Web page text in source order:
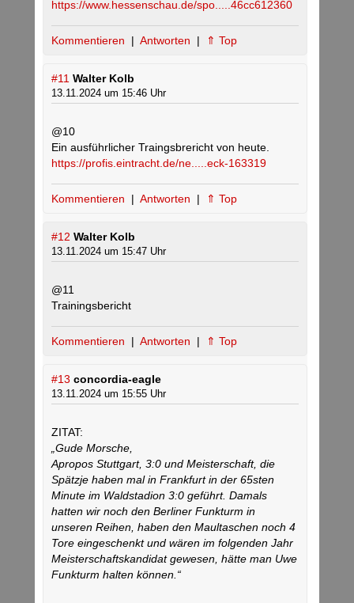
https://www.hessenschau.de/spo.....46cc612360
Kommentieren | Antworten | ⇑ Top
#11 Walter Kolb
13.11.2024 um 15:46 Uhr
@10
Ein ausführlicher Traingsbrericht von heute.
https://profis.eintracht.de/ne.....eck-163319
Kommentieren | Antworten | ⇑ Top
#12 Walter Kolb
13.11.2024 um 15:47 Uhr
@11
Trainingsbericht
Kommentieren | Antworten | ⇑ Top
#13 concordia-eagle
13.11.2024 um 15:55 Uhr
ZITAT:
„Gude Morsche,
Apropos Stuttgart, 3:0 und Meisterschaft, die
Spätzje haben mal in Frankfurt in der 65sten
Minute im Waldstadion 3:0 geführt. Damals
hatten wir noch den Berliner Funkturm in
unseren Reihen, haben den Maultaschen noch 4
Tore eingeschenkt und wären im folgenden Jahr
Meisterschaftskandidat gewesen, hätte man Uwe
Funkturm halten können.“